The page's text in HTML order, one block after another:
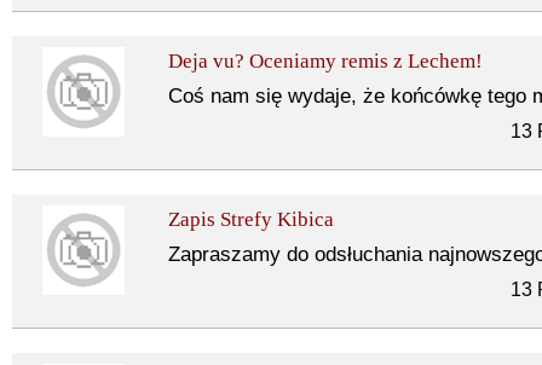
Deja vu? Oceniamy remis z Lechem!
Coś nam się wydaje, że końcówkę tego
13
Zapis Strefy Kibica
Zapraszamy do odsłuchania
13